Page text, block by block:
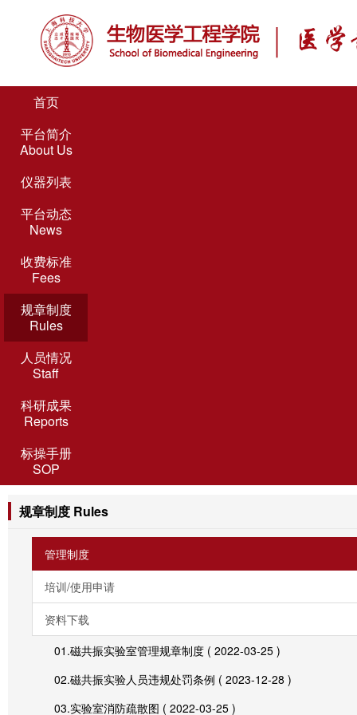
首页
平台简介
About Us
仪器列表
平台动态
News
收费标准
Fees
规章制度
Rules
人员情况
Staff
科研成果
Reports
标操手册
SOP
规章制度 Rules
管理制度
培训/使用申请
资料下载
01.磁共振实验室管理规章制度 ( 2022-03-25 )
02.磁共振实验人员违规处罚条例 ( 2023-12-28 )
03.实验室消防疏散图 ( 2022-03-25 )